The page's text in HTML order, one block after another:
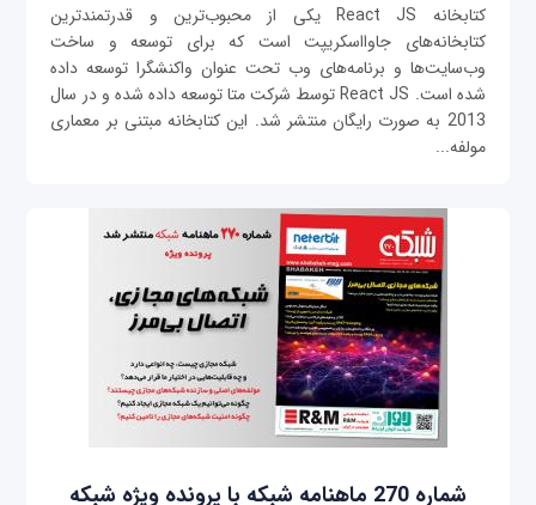
کتابخانه React JS یکی از محبوب‌ترین و قدرتمندترین
کتابخانه‌های جاوااسکریپت است که برای توسعه و ساخت
وب‌سایت‌ها و برنامه‌های وب تحت عنوان واکنشگرا توسعه داده
شده است. React JS توسط شرکت متا توسعه داده شده و در سال
2013 به صورت رایگان منتشر شد. این کتابخانه مبتنی بر معماری
مولفه‌...
شماره 270 ماهنامه شبکه با پرونده ویژه شبکه